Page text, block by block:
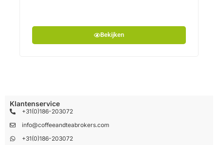
Bekijken
Klantenservice
+31(0)186-203072
info@coffeeandteabrokers.com
+31(0)186-203072